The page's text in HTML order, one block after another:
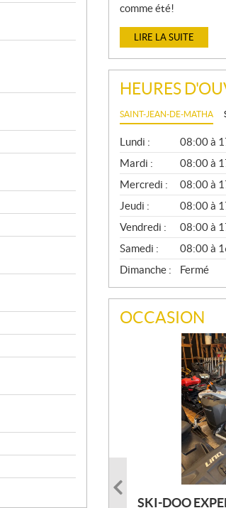
comme été!
LIRE LA SUITE
HEURES
SAINT-JEAN-DE-MATHA
G
É
N
É
R
A
L
Lundi :
08:00 à
Mardi :
08:00 à
Mercredi :
08:00 à
Jeudi :
08:00 à
Vendredi :
08:00 à
Samedi :
08:00 à
Dimanche :
Fermé
OCCASION
SKI-DOO
ARMADA
PRINCECRAFT